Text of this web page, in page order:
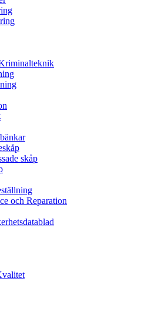
skåp
och Reparation